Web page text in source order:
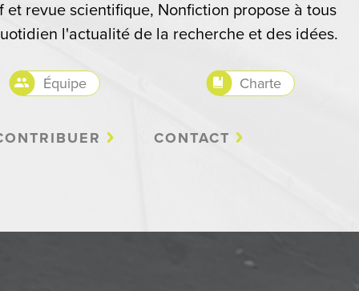
revue scientifique, Nonfiction propose à tous
l'actualité de la recherche et des idées.
Équipe Charte
CONTACT